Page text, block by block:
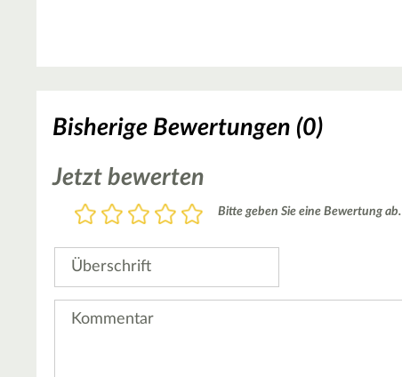
Bisherige Bewertungen (0)
Jetzt bewerten
Bewertung
5
4
3
2
1
Bitte geben Sie eine Bewertung ab.
Überschrift